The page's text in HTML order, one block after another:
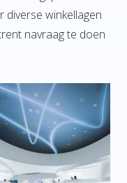
diverse winkellagen
navraag te doen